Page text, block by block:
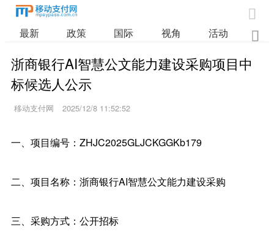

最新 政策 国际 视角 活动 业

浙商银行AI智慧公文能力建设采购项目中
标候选人公示
移动支付网 2025/12/8 11:52:52
一、项目编号：ZHJC2025GLJCKGGKb179
二、项目名称：浙商银行AI智慧公文能力建设采购
三、采购方式：公开招标